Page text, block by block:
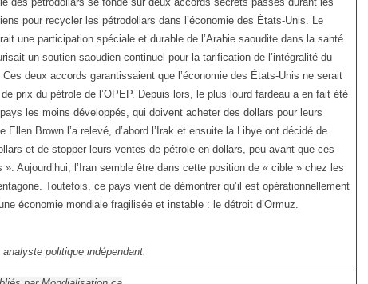
pour recycler les pétrodollars dans l’économie des États-Unis. Le
une participation spéciale et durable de l’Arabie saoudite dans la santé
un soutien saoudien continuel pour la tarification de l’intégralité du
deux accords garantissaient que l’économie des États-Unis ne serait
prix du pétrole de l’OPEP. Depuis lors, le plus lourd fardeau a en fait été
les moins développés, qui doivent acheter des dollars pour leurs
Ellen Brown l’a relevé, d’abord l’Irak et ensuite la Libye ont décidé de
et de stopper leurs ventes de pétrole en dollars, peu avant que ces
Aujourd’hui, l’Iran semble être dans cette position de « cible » chez les
Toutefois, ce pays vient de démontrer qu’il est opérationnellement
économie mondiale fragilisée et instable : le détroit d’Ormuz.
politique indépendant.